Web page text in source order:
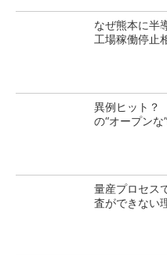
なぜ熊本に半
工場稼働停止
異例ヒット？
の“オープン
量産プロセス
査ができない